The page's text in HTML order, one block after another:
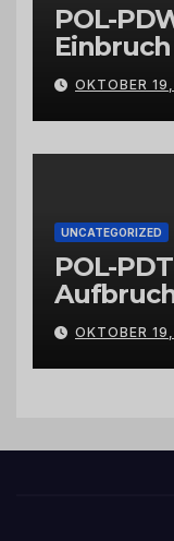
POL-
Wittlich
OKTOBER
UNCATEGORIZED
POL-
OKTOBER